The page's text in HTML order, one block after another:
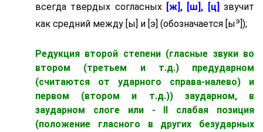
всегда твердых согласных [ж], [ш], [ц] звучит
как средний между [ы] и [э] (обозначается [ыэ ]);
Редукция второй степени (гласные звуки во
втором (третьем и т.д.) предударном
(считаются от ударного справа-налево) и
первом (втором и т.д.)) заударном, в
заударном слогеили - II слабая позиция
(положение гласного в других безударных